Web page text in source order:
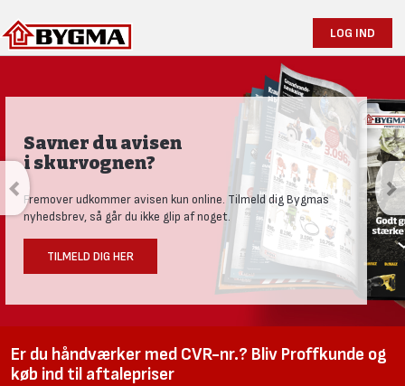
LOG IND
Savner du avisen
i skurvognen?
Fremover udkommer avisen kun online. Tilmeld dig Bygmas
nyhedsbrev, så går du ikke glip af noget.
TILMELD DIG HER
Er du håndværker med CVR-nr.? Bliv Proffkunde og
køb ind til aftalepriser